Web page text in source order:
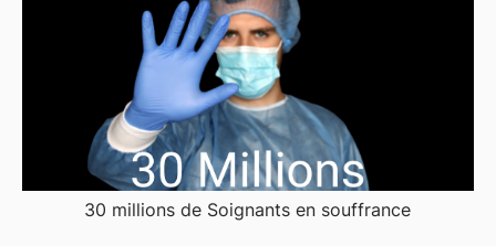
30 millions de Soignants en souffrance